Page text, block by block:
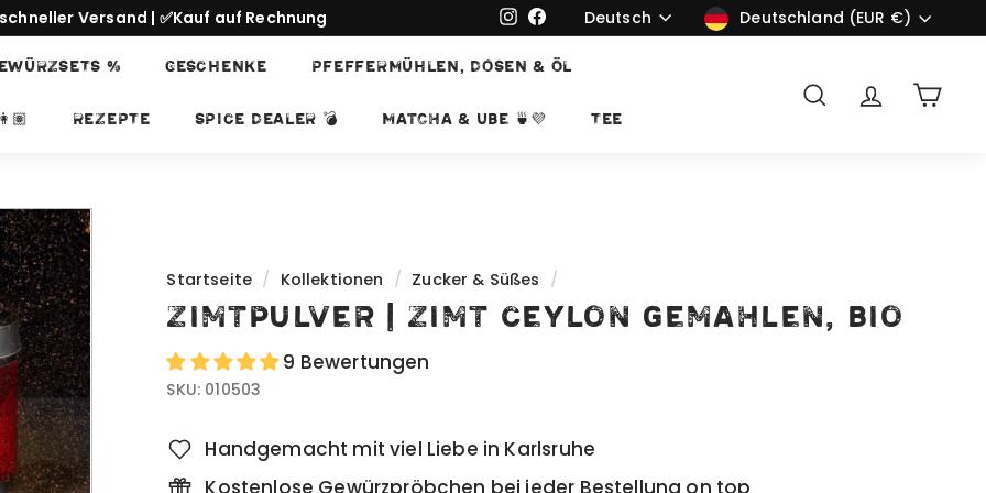
Diashow
Versand | ✅Kauf auf Rechnung Instagram
Facebook
Sprache
Deutsch WährungDeutschland (EUR €)
% GESCHENKE PFEFFERMÜHLEN, DOSEN & ÖL
REZEPTE SPICE DEALER 💣 Matcha & Ube 🍵💜 TEE
Suche Account
Startseite / Kollektionen / Zucker & Süßes /
Zimtpulver | Zimt Ceylon gemahlen, bio
9 Bewertungen
SKU: 010503
Handgemacht mit viel Liebe in Karlsruhe
Kostenlose Gewürzpröbchen bei jeder Bestellung on top